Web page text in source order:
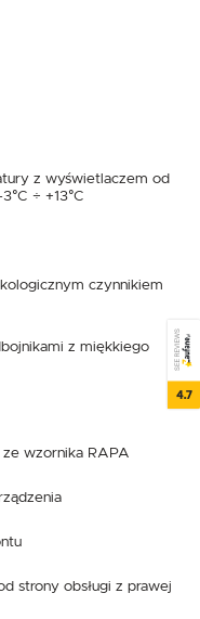
z wyświetlaczem od
÷ +13°C
czynnikiem
z miękkiego
ze wzornika RAPA
strony obsługi z prawej
SEE REVIEWS
4.7